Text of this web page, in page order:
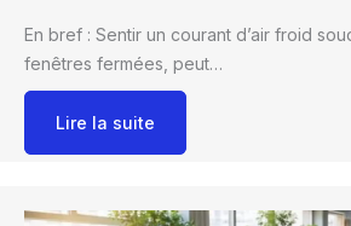
En bref : Sentir un courant d’air froid
fenêtres fermées, peut…
Lire la suite